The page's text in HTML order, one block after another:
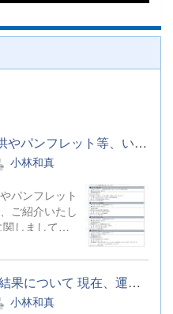
各事業所の方から、情報提供やパンフレット等、いただいておりま...
小林和真
パンフレット
ご紹介いたし
しまして
気軽にお声か
ましたら、
報 （R８_８
〇運動部 フットサル大会の結果について 現在、運動部は６名の...
小林和真